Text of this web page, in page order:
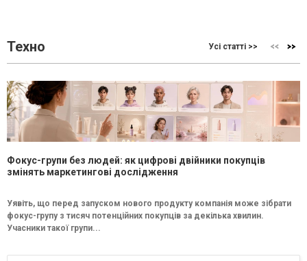
Техно Усі статті >>
Фокус-групи без людей: як цифрові двійники покупців
змінять маркетингові дослідження
Уявіть, що перед запуском нового продукту компанія може зібрати
фокус-групу з тисяч потенційних покупців за декілька хвилин.
Учасники такої групи...